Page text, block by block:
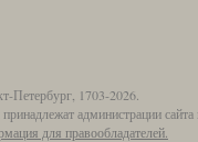
Петербург, 1703-2026.
администрации
для правообладателей.